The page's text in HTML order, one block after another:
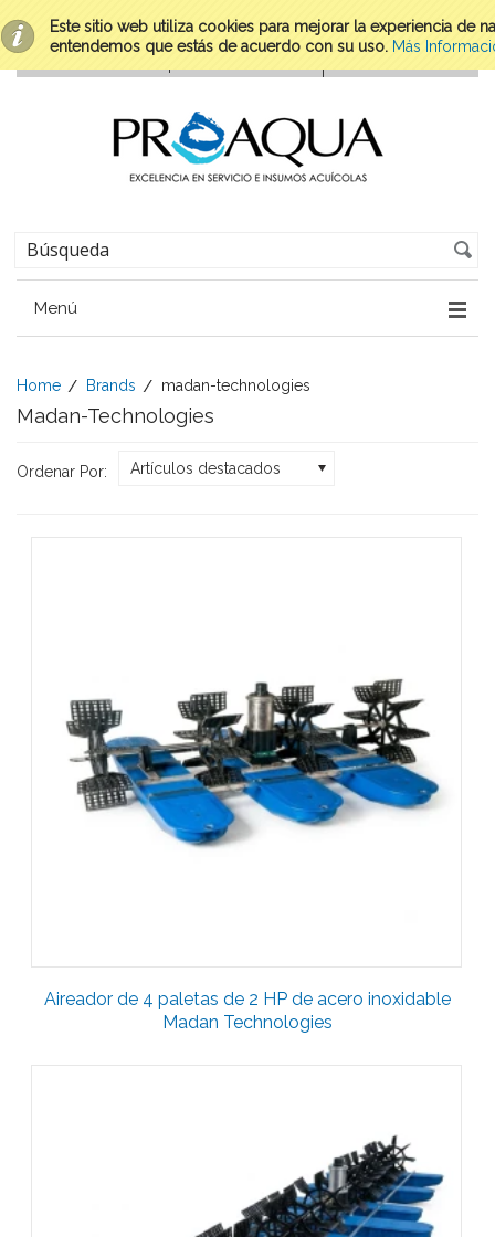
Este sitio web utiliza cookies para mejorar la experiencia de
entendemos que estás de acuerdo con su uso. Más
Menú
Home Brands madan-technologies
Madan-Technologies
Ordenar Por: Artículos destacados
Aireador de 4 paletas de 2 HP de acero inoxidable
Madan Technologies